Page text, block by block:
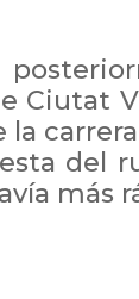
Ciutat
del
más